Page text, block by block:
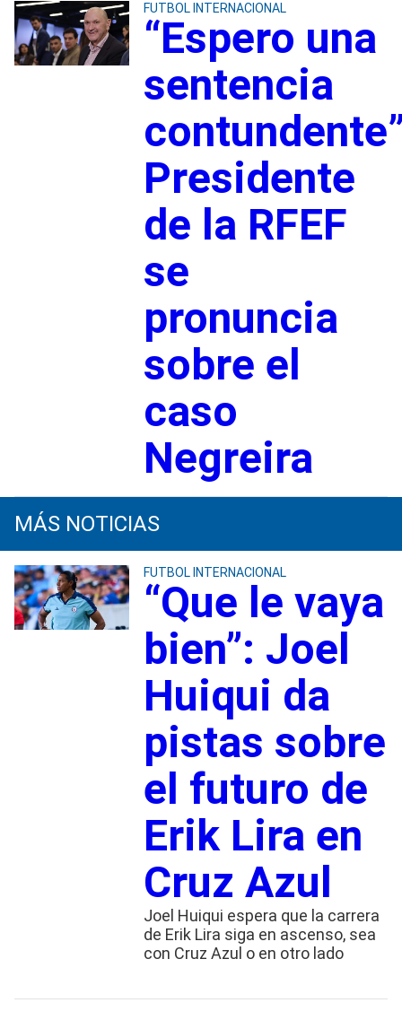
FUTBOL INTERNACIONAL
“Espero una
sentencia
Presidente
de la RFEF
se
pronuncia
sobre el
caso
Negreira
MÁS NOTICIAS
FUTBOL INTERNACIONAL
“Que le vaya
bien”: Joel
Huiqui da
pistas sobre
el futuro de
Erik Lira en
Cruz Azul
Joel Huiqui espera que la carrera
de Erik Lira siga en ascenso, sea
con Cruz Azul o en otro lado